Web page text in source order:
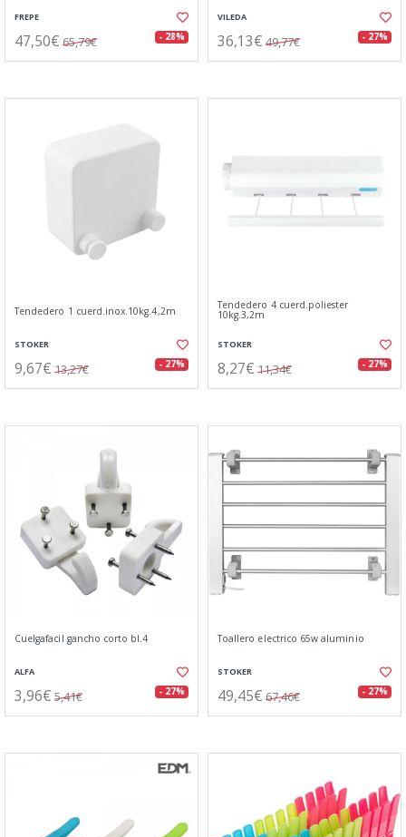
FREPE
47,50€ 65,79€ - 28%
VILEDA
36,13€ 49,77€ - 27%
Tendedero 1 cuerd.inox.10kg.4,2m
STOKER
9,67€ 13,27€ - 27%
Tendedero 4 cuerd.poliester
10kg.3,2m
STOKER
8,27€ 11,34€ - 27%
Cuelgafacil gancho corto bl.4
ALFA
3,96€ 5,41€ - 27%
Toallero electrico 65w aluminio
STOKER
49,45€ 67,46€ - 27%